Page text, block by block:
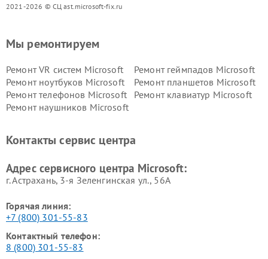
2021-2026 © СЦ ast.microsoft-fix.ru
Мы ремонтируем
Ремонт VR систем Microsoft
Ремонт геймпадов Microsoft
Ремонт ноутбуков Microsoft
Ремонт планшетов Microsoft
Ремонт телефонов Microsoft
Ремонт клавиатур Microsoft
Ремонт наушников Microsoft
Контакты сервис центра
Адрес сервисного центра Microsoft:
г. Астрахань, 3-я Зеленгинская ул., 56А
Горячая линия:
+7 (800) 301-55-83
Контактный телефон:
8 (800) 301-55-83